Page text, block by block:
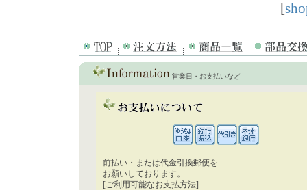
[
営業日・お支払いなど
前払い・または代金引換郵便を
お願いしております。
[ご利用可能なお支払方法]